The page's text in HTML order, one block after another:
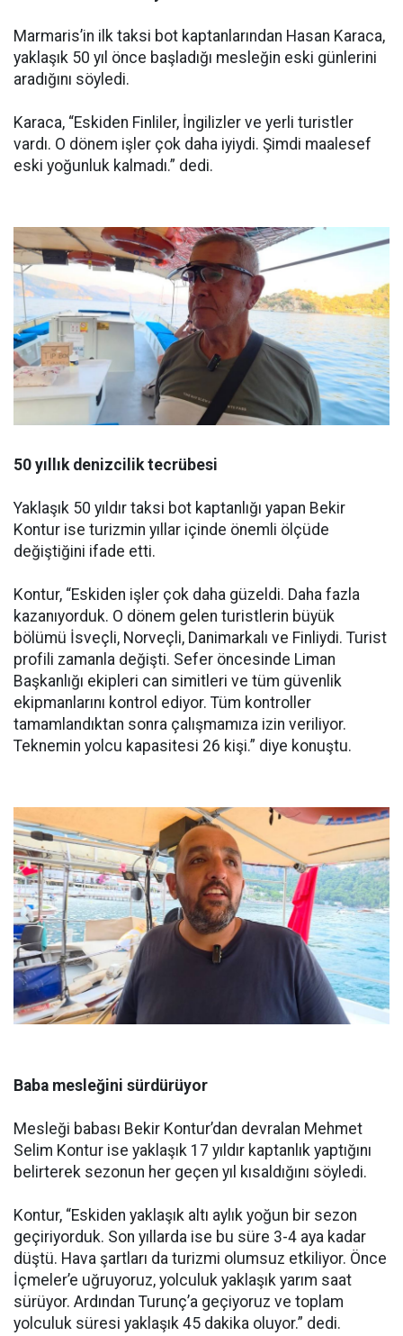
Marmaris’in ilk taksi bot kaptanlarından Hasan Karaca,
yaklaşık 50 yıl önce başladığı mesleğin eski günlerini
aradığını söyledi.
Karaca, “Eskiden Finliler, İngilizler ve yerli turistler
vardı. O dönem işler çok daha iyiydi. Şimdi maalesef
eski yoğunluk kalmadı.” dedi.
50 yıllık denizcilik tecrübesi
Yaklaşık 50 yıldır taksi bot kaptanlığı yapan Bekir
Kontur ise turizmin yıllar içinde önemli ölçüde
değiştiğini ifade etti.
Kontur, “Eskiden işler çok daha güzeldi. Daha fazla
kazanıyorduk. O dönem gelen turistlerin büyük
bölümü İsveçli, Norveçli, Danimarkalı ve Finliydi. Turist
profili zamanla değişti. Sefer öncesinde Liman
Başkanlığı ekipleri can simitleri ve tüm güvenlik
ekipmanlarını kontrol ediyor. Tüm kontroller
tamamlandıktan sonra çalışmamıza izin veriliyor.
Teknemin yolcu kapasitesi 26 kişi.” diye konuştu.
Baba mesleğini sürdürüyor
Mesleği babası Bekir Kontur’dan devralan Mehmet
Selim Kontur ise yaklaşık 17 yıldır kaptanlık yaptığını
belirterek sezonun her geçen yıl kısaldığını söyledi.
Kontur, “Eskiden yaklaşık altı aylık yoğun bir sezon
geçiriyorduk. Son yıllarda ise bu süre 3-4 aya kadar
düştü. Hava şartları da turizmi olumsuz etkiliyor. Önce
İçmeler’e uğruyoruz, yolculuk yaklaşık yarım saat
sürüyor. Ardından Turunç’a geçiyoruz ve toplam
yolculuk süresi yaklaşık 45 dakika oluyor.” dedi.